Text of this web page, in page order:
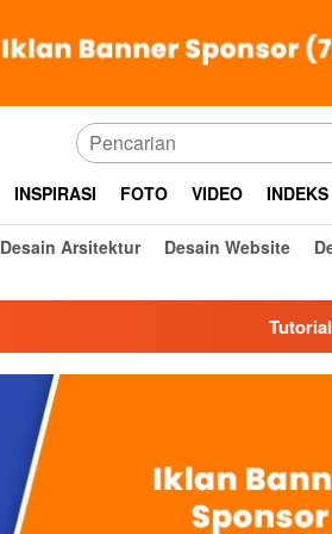
INSPIRASI FOTO VIDEO INDEKS
Desain Arsitektur Desain Website
Tutorial